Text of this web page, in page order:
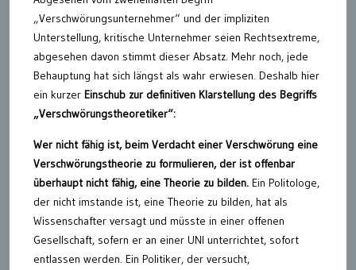
„Verschwörungsunternehmer“ und der impliziten
Unterstellung, kritische Unternehmer seien Rechtsextreme,
abgesehen davon stimmt dieser Absatz. Mehr noch, jede
Behauptung hat sich längst als wahr erwiesen. Deshalb hier
ein kurzer Einschub zur definitiven Klarstellung des Begriffs
„Verschwörungstheoretiker“:
Wer nicht fähig ist, beim Verdacht einer Verschwörung eine
Verschwörungstheorie zu formulieren, der ist offenbar
überhaupt nicht fähig, eine Theorie zu bilden. Ein Politologe,
der nicht imstande ist, eine Theorie zu bilden, hat als
Wissenschafter versagt und müsste in einer offenen
Gesellschaft, sofern er an einer UNI unterrichtet, sofort
entlassen werden. Ein Politiker, der versucht,